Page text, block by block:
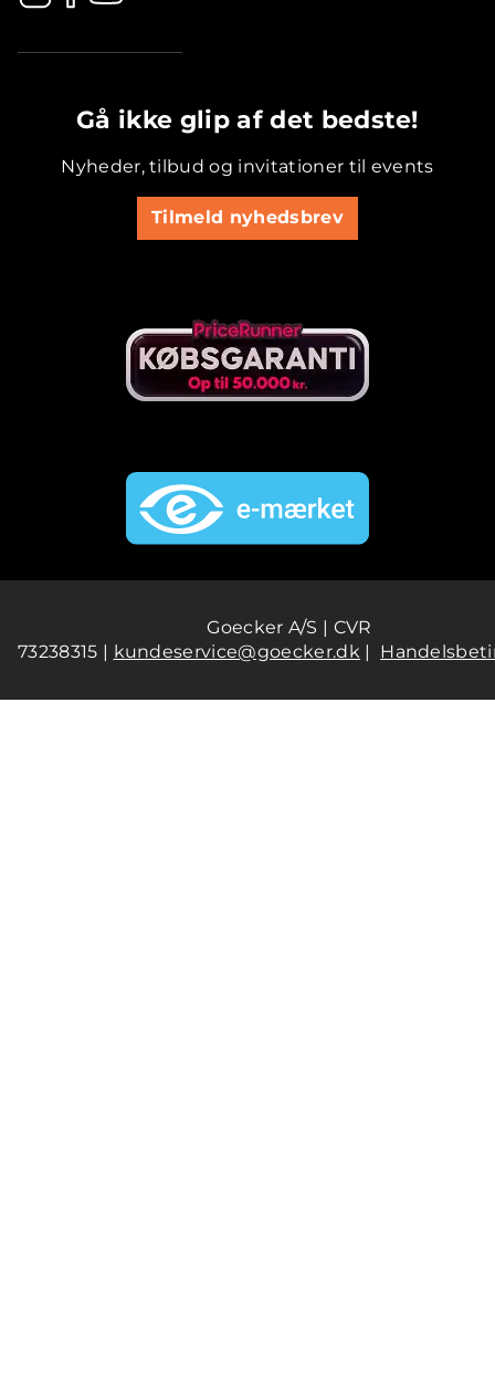
Gå ikke glip af det bedste!
Nyheder, tilbud og invitationer til events
Tilmeld nyhedsbrev
Goecker A/S | CVR
73238315 | kundeservice@goecker.dk|